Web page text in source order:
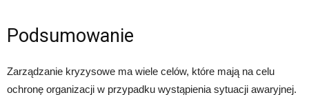
Podsumowanie
Zarządzanie kryzysowe ma wiele celów, które mają na celu
ochronę organizacji w przypadku wystąpienia sytuacji awaryjnej.